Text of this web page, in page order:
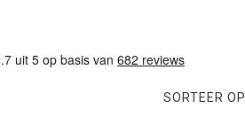
SORTEER OP